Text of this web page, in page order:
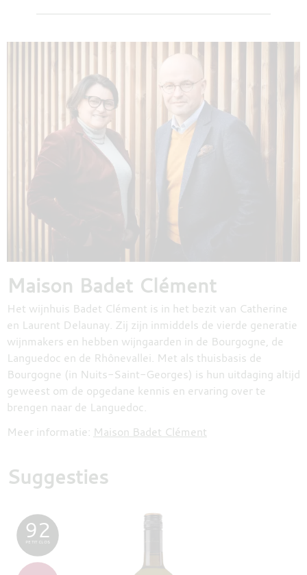
Maison Badet Clément
Het wijnhuis Badet Clément is in het bezit van Catherine
en Laurent Delaunay. Zij zijn inmiddels de vierde generatie
wijnmakers en hebben wijngaarden in de Bourgogne, de
Languedoc en de Rhônevallei. Met als thuisbasis de
Bourgogne (in Nuits-Saint-Georges) is hun uitdaging altijd
geweest om de opgedane kennis en ervaring over te
brengen naar de Languedoc.
Meer informatie: Maison Badet Clément
Suggesties
92
PETIT CLOS